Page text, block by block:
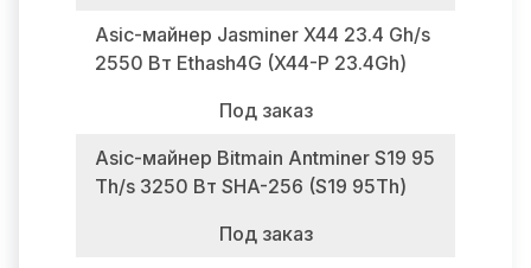
Asic-майнер Jasminer X44 23.4 Gh/s
2550 Вт Ethash4G (X44-P 23.4Gh)
Под заказ
Asic-майнер Bitmain Antminer S19 95
Th/s 3250 Вт SHA-256 (S19 95Th)
Под заказ